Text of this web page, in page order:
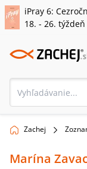
iPray 6:
18. - 26. týždeň
Zachej
Marína